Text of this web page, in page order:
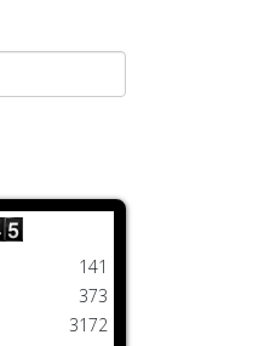
141
373
3172